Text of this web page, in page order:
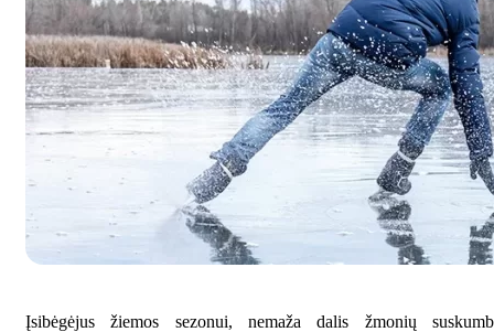
Įsibėgėjus žiemos sezonui, nemaža dalis žmonių